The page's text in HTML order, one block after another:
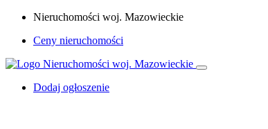
Nieruchomości woj. Mazowieckie
Ceny nieruchomości
Dodaj ogłoszenie